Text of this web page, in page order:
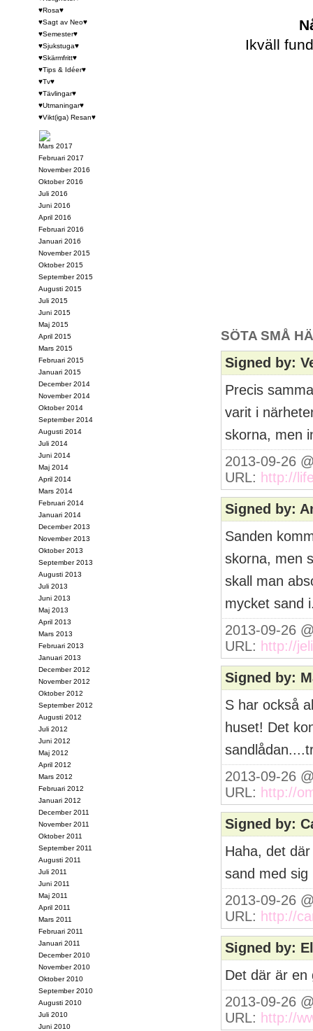
Ikväll
SÖTA SMÅ
Signed by:
Precis
varit i
skorna, men
2013-09-26
URL: http://
Signed by:
Sanden
skorna, men
skall man
mycket sand
2013-09-26
URL: http://
Signed by:
S har också
huset! Det
2013-09-26
URL: http://
Signed by:
Haha, det
sand med sig
2013-09-26
URL: http://
Signed by:
Det där är en
2013-09-26
URL: http://
♥Rosa♥
♥Sagt av Neo♥
♥Semester♥
♥Sjukstuga♥
♥Skärmfritt♥
♥Tips & Idéer♥
♥Tv♥
♥Tävlingar♥
♥Utmaningar♥
♥Vikt(iga) Resan♥
Mars 2017
Februari 2017
November 2016
Oktober 2016
Juli 2016
Juni 2016
April 2016
Februari 2016
Januari 2016
November 2015
Oktober 2015
September 2015
Augusti 2015
Juli 2015
Juni 2015
Maj 2015
April 2015
Mars 2015
Februari 2015
Januari 2015
December 2014
November 2014
Oktober 2014
September 2014
Augusti 2014
Juli 2014
Juni 2014
Maj 2014
April 2014
Mars 2014
Februari 2014
Januari 2014
December 2013
November 2013
Oktober 2013
September 2013
Augusti 2013
Juli 2013
Juni 2013
Maj 2013
April 2013
Mars 2013
Februari 2013
Januari 2013
December 2012
November 2012
Oktober 2012
September 2012
Augusti 2012
Juli 2012
Juni 2012
Maj 2012
April 2012
Mars 2012
Februari 2012
Januari 2012
December 2011
November 2011
Oktober 2011
September 2011
Augusti 2011
Juli 2011
Juni 2011
Maj 2011
April 2011
Mars 2011
Februari 2011
Januari 2011
December 2010
November 2010
Oktober 2010
September 2010
Augusti 2010
Juli 2010
Juni 2010